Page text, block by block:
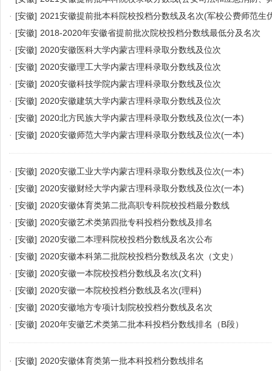
· [安徽] 2021安徽提前批本科院校投档分数线及名次(军校公费师范生
学生)
· [安徽] 2018-2020年安徽省提前批次院校投档分数线最低分及名次
· [安徽] 2020安徽医科大学内蒙古理科录取分数线及位次
· [安徽] 2020安徽理工大学内蒙古理科录取分数线及位次
· [安徽] 2020安徽科技学院内蒙古理科录取分数线及位次
· [安徽] 2020安徽建筑大学内蒙古理科录取分数线及位次
· [安徽] 2020北方民族大学内蒙古理科录取分数线及位次(一本)
· [安徽] 2020安徽师范大学内蒙古理科录取分数线及位次(一本)
· [安徽] 2020安徽工业大学内蒙古理科录取分数线及位次(一本)
· [安徽] 2020安徽财经大学内蒙古理科录取分数线及位次(一本)
· [安徽] 2020安徽体育类第二批高职专科院校投档最分数线
· [安徽] 2020安徽艺术类第四批专科投档分数线及排名
· [安徽] 2020安徽二本理科院校投档分数线及名次公布
· [安徽] 2020安徽本科第二批院校投档分数线及名次（文史）
· [安徽] 2020安徽一本院校投档分数线及名次(文科)
· [安徽] 2020安徽一本院校投档分数线及名次(理科)
· [安徽] 2020安徽地方专项计划院校投档分数线及名次
· [安徽] 2020年安徽艺术类第二批本科投档分数线排名（B段）
· [安徽] 2020安徽体育类第一批本科投档分数线排名